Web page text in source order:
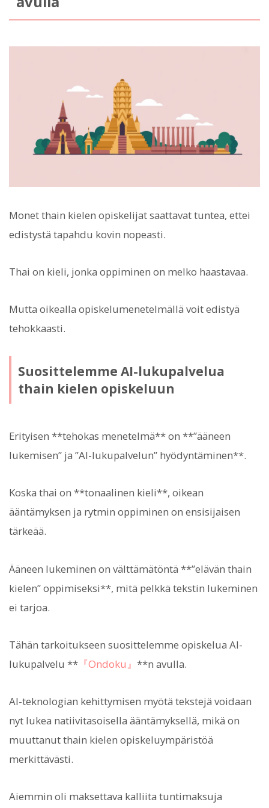
Monet thain kielen opiskelijat saattavat tuntea, ettei
edistystä tapahdu kovin nopeasti.
Thai on kieli, jonka oppiminen on melko haastavaa.
Mutta oikealla opiskelumenetelmällä voit edistyä
tehokkaasti.
Suosittelemme AI-lukupalvelua
thain kielen opiskeluun
Erityisen **tehokas menetelmä** on **”ääneen
lukemisen” ja ”AI-lukupalvelun” hyödyntäminen**.
Koska thai on **tonaalinen kieli**, oikean
ääntämyksen ja rytmin oppiminen on ensisijaisen
tärkeää.
Ääneen lukeminen on välttämätöntä **”elävän thain
kielen” oppimiseksi**, mitä pelkkä tekstin lukeminen
ei tarjoa.
Tähän tarkoitukseen suosittelemme opiskelua AI-
lukupalvelu ** 『Ondoku』 **n avulla.
AI-teknologian kehittymisen myötä tekstejä voidaan
nyt lukea natiivitasoisella ääntämyksellä, mikä on
muuttanut thain kielen opiskeluympäristöä
merkittävästi.
Aiemmin oli maksettava kalliita tuntimaksuja